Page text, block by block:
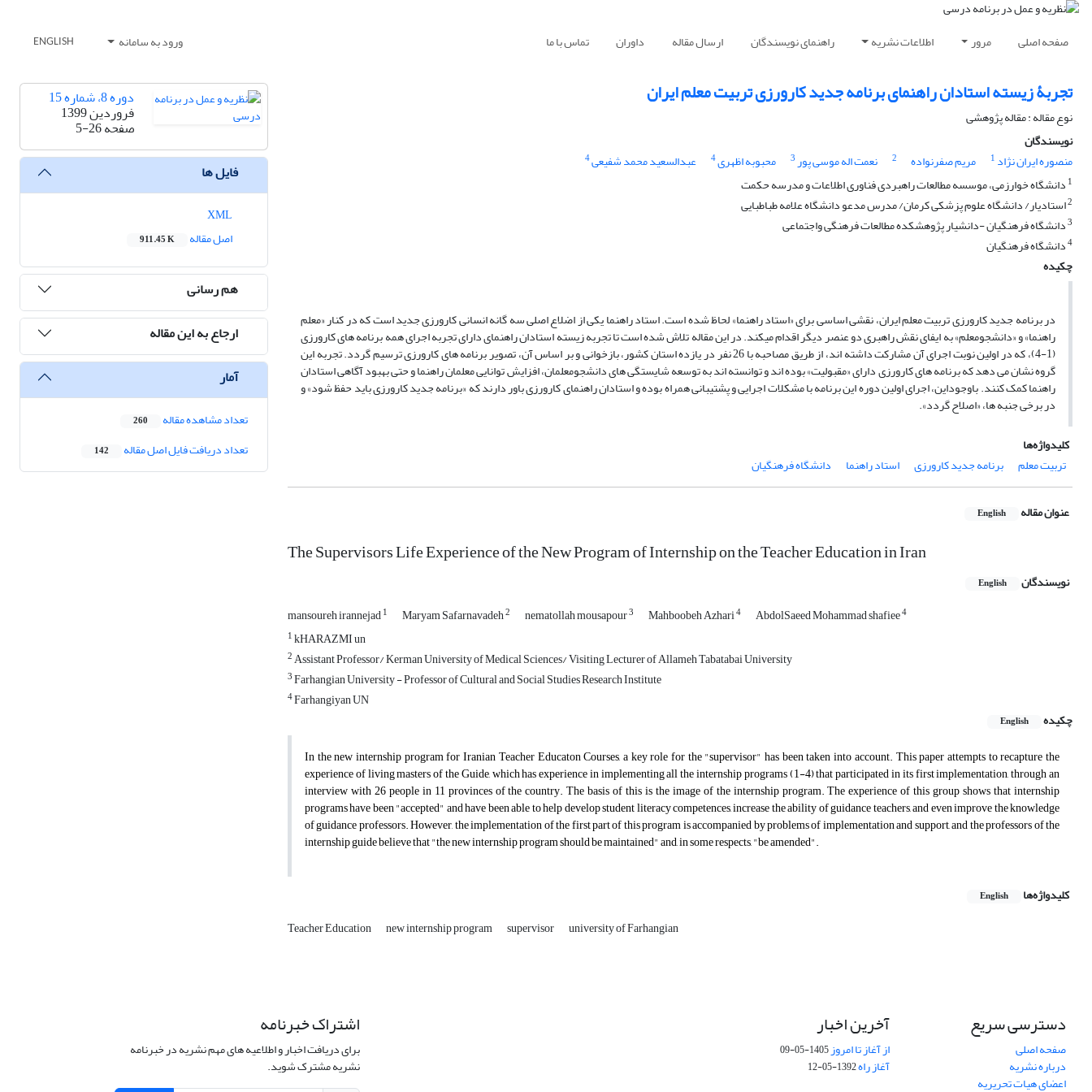
صفحه اصلی مرور اطلاعات نشریه راهنمای نویسندگان ارسال مقاله داوران تماس با ما ورود به سامانه ENGLISH
تجربۀ زیسته استادان راهنمای برنامه جدید کارورزی تربیت معلم ایران
نوع مقاله : مقاله پژوهشی
نویسندگان
منصوره ایران نژاد 1 مریم صفرنواده 2 نعمت اله موسی پور3 محبوبه اظهری4 عبدالسعید محمد شفیعی4
1 دانشگاه خوارزمی، موسسه مطالعات راهبردی فناوری اطلاعات و مدرسه حکمت
2استادیار/ دانشگاه علوم پزشکی کرمان/ مدرس مدعو دانشگاه علامه طباطبایی
3دانشگاه فرهنگیان -دانشیار پژوهشکده مطالعات فرهنگی واجتماعی
4دانشگاه فرهنگیان
چکیده
در برنامه جدید کارورزی تربیت معلم ایران، نقشی اساسی برای «استاد راهنما» لحاظ شده است. استاد راهنما یکی از اضلاع اصلی سه‎ گانه انسانی کارورزی جدید است که در کنار «معلم
راهنما» و «دانشجومعلم» به ایفای نقش راهبری دو عنصر دیگر اقدام می‎کند. در این مقاله تلاش شده است تا تجربه زیسته استادان راهنمای دارای تجربه اجرای همه برنامه ‎های کارورزی
(1-4)، که در اولین نوبت اجرای آن مشارکت داشته ‎اند، از طریق مصاحبه با 26 نفر در یازده استان کشور، بازخوانی و بر اساس آن، تصویر برنامه‎ های کارورزی ترسیم گردد. تجربه این
گروه نشان می‎ دهد که برنامه‎ های کارورزی دارای «مقبولیت» بوده ‎اند و توانسته‎ اند به توسعه شایستگی‎ های دانشجومعلمان، افزایش توانایی معلمان راهنما و حتی بهبود آگاهی استادان
راهنما کمک کنند. باوجوداین، اجرای اولین دوره این برنامه با مشکلات اجرایی و پشتیبانی همراه بوده و استادان راهنمای کارورزی باور دارند که «برنامه جدید کارورزی باید حفظ شود» و
در برخی جنبه ‎ها، «اصلاح گردد».
کلیدواژه‌ها
تربیت معلم
برنامه جدید کارورزی استاد راهنما دانشگاه فرهنگیان
عنوان مقاله English
The Supervisors Life Experience of the New Program of Internship on the Teacher Education in Iran
نویسندگان English
mansoureh irannejad1 Maryam Safarnavadeh2 nematollah mousapour3 Mahboobeh Azhari4 AbdolSaeed Mohammad shafiee4
1kHARAZMI un
2Assistant Professor/ Kerman University of Medical Sciences/ Visiting Lecturer of Allameh Tabatabai University
3Farhangian University - Professor of Cultural and Social Studies Research Institute
4Farhangiyan UN
چکیده
English
In the new internship program for Iranian Teacher Educaton Courses, a key role for the "supervisor" has been taken into account. This paper attempts to recapture the
experience of living masters of the Guide, which has experience in implementing all the internship programs (1-4) that participated in its first implementation, through an
interview with 26 people in 11 provinces of the country. The basis of this is the image of the internship program. The experience of this group shows that internship
programs have been "accepted" and have been able to help develop student literacy competences, increase the ability of guidance teachers, and even improve the knowledge
of guidance professors. However, the implementation of the first part of this program is accompanied by problems of implementation and support, and the professors of the
internship guide believe that "the new internship program should be maintained" and, in some respects, "be amended".
کلیدواژه‌ها English
Teacher Education new internship program supervisor university of Farhangian
دوره 8، شماره 15
فروردین 1399
صفحه5-26
فایل ها
اصل مقاله
911.45 K
هم رسانی
ارجاع به این مقاله
آمار
تعداد مشاهده مقاله 260
تعداد دریافت فایل اصل مقاله 142
دسترسی سریع
صفحه اصلی
درباره نشریه
اعضای هیات تحریریه
آخرین اخبار
از آغاز تا امروز1405-05-09
آغاز راه1392-05-12
اشتراک خبرنامه
برای دریافت اخبار و اطلاعیه های مهم نشریه در خبرنامه
نشریه مشترک شوید.